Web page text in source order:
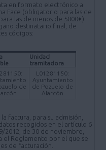
en formato electrónico a
Face (obligatorio para las de
las de menos de 5000€)
destinatario final, de
códigos:
Unidad
tramitadora
de
L01281150:
Ayuntamiento
de Pozuelo de
Alarcón
factura, para su admisión,
recogidos en el artículo 6
2012, de 30 de noviembre,
el Reglamento por el que se
de facturación.